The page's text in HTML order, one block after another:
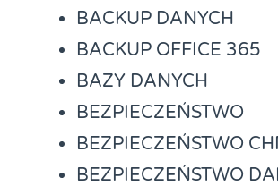
BACKUP DANYCH
BACKUP OFFICE 365
BAZY DANYCH
BEZPIECZEŃSTWO
BEZPIECZEŃSTWO
BEZPIECZEŃSTWO